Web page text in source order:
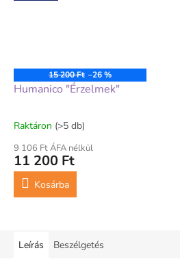
15 200 Ft –26 %
Humanico "Érzelmek"
Raktáron (>5 db)
9 106 Ft ÁFA nélkül
11 200 Ft
Kosárba
Leírás Beszélgetés